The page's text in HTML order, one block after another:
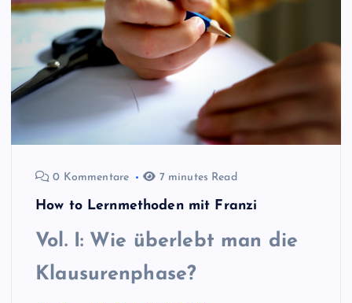
0 Kommentare 7 minutes Read
How to Lernmethoden mit Franzi
Vol. I: Wie überlebt man die
Klausurenphase?